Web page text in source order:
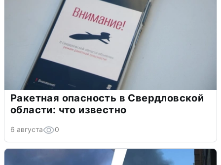
Ракетная опасность в Свердловской
области: что известно
6 августа 0